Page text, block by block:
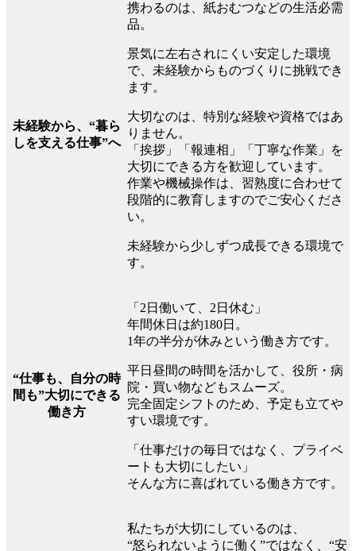
未経験から、“暮ら
しを支える仕事”へ
携わるのは、紙おむつなどの生活必需
品。
景気に左右されにくい安定した環境
で、未経験からものづくりに挑戦でき
ます。
大切なのは、特別な経験や資格ではあ
りません。
「挨拶」「報連相」「丁寧な作業」を
大切にできる方を歓迎しています。
作業や機械操作は、習熟度に合わせて
段階的に教育しますのでご安心くださ
い。
未経験から少しずつ成長できる環境で
す。
“仕事も、自分の時
間も”大切にできる
働き方
「2日働いて、2日休む」
年間休日は約180日。
1年の半分が休みという働き方です。
平日昼間の時間を活かして、役所・病
院・買い物などもスムーズ。
完全固定シフトのため、予定も立てや
すい環境です。
「仕事だけの毎日ではなく、プライベ
ートも大切にしたい」
そんな方に喜ばれている働き方です。
私たちが大切にしているのは、
“怒られないように働く”ではなく、“安